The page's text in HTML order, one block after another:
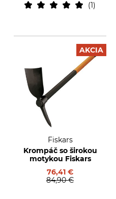
1
AKCIA
Fiskars
Krompáč so širokou
motykou Fiskars
76,41 €
84,90 €